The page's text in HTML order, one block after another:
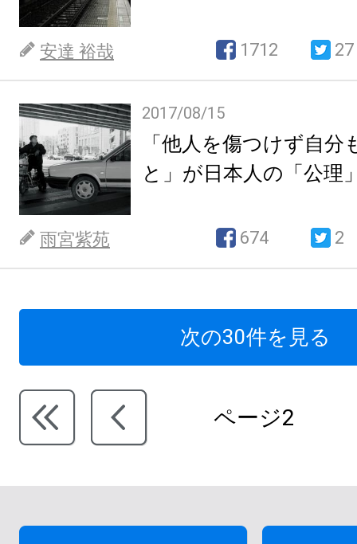
安達 裕哉 1712 27
2017/08/15
「他人を傷つけず自
と」が日本人の「公理
雨宮紫苑 674 2
次の30件を見る
ページ2